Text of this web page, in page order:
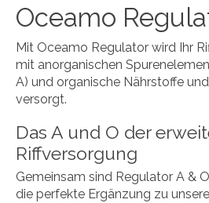
Oceamo
Mit Oceamo Regulator wird Ihr
mit anorganischen
A) und organische Nährstoffe
versorgt.
Das A und O der
Riffversorgung
Gemeinsam sind Regulator A &
die perfekte Ergänzung zu